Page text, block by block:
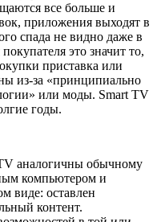
все больше и
приложения выходят в
спада не видно даже в
это значит то,
приставка или
из-за «принципиально
или моды. Smart TV
годы.
аналогичны обычному
компьютером и
виде: оставлен
контент.